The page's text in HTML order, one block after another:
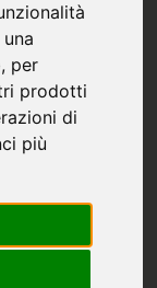
, per
prodotti
di
più